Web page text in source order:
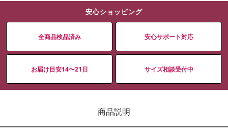
安心ショッピング
全商品検品済み 安心サポート対応
お届け目安14〜21日 サイズ相談受付中
商品説明